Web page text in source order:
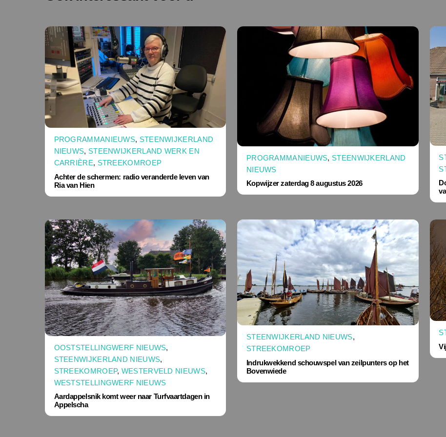
PROGRAMMANIEUWS, STEENWIJKERLAND
NIEUWS, STEENWIJKERLAND WERK EN
CARRIÈRE, STREEKOMROEP
Achter de schermen: radio veranderde leven van
Ria van Hien
PROGRAMMANIEUWS, STEENWIJKERLAND
NIEUWS
Kopwijzer zaterdag 8 augustus 2026
OOSTSTELLINGWERF NIEUWS,
STEENWIJKERLAND NIEUWS,
STREEKOMROEP, WESTERVELD NIEUWS,
WESTSTELLINGWERF NIEUWS
Aardappelsnik komt weer naar Turfvaartdagen in
Appelscha
STEENWIJKERLAND NIEUWS,
STREEKOMROEP
Indrukwekkend schouwspel van zeilpunters op het
Bovenwiede